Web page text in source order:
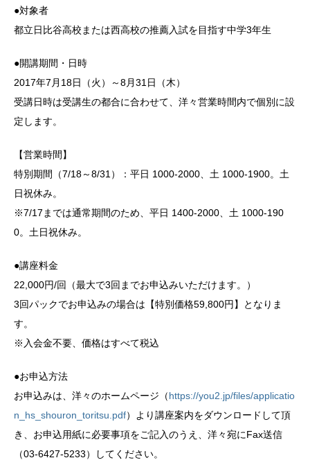
●対象者
都立日比谷高校または西高校の推薦入試を目指す中学3年生
●開講期間・日時
2017年7月18日（火）～8月31日（木）
受講日時は受講生の都合に合わせて、洋々営業時間内で個別に設
定します。
【営業時間】
特別期間（7/18～8/31）：平日 1000-2000、土 1000-1900。土
日祝休み。
※7/17までは通常期間のため、平日 1400-2000、土 1000-190
0。土日祝休み。
●講座料金
22,000円/回（最大で3回までお申込みいただけます。）
3回パックでお申込みの場合は【特別価格59,800円】となりま
す。
※入会金不要、価格はすべて税込
●お申込方法
お申込みは、洋々のホームページ（https://you2.jp/files/applicatio
n_hs_shouron_toritsu.pdf）より講座案内をダウンロードして頂
き、お申込用紙に必要事項をご記入のうえ、洋々宛にFax送信
（03-6427-5233）してください。